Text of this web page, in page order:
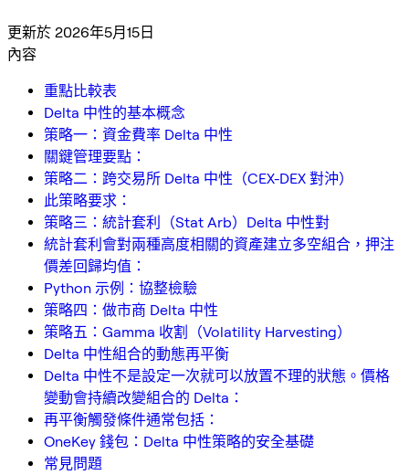
更新於 2026年5月15日
內容
重點比較表
Delta 中性的基本概念
策略一：資金費率 Delta 中性
關鍵管理要點：
策略二：跨交易所 Delta 中性（CEX-DEX 對沖）
此策略要求：
策略三：統計套利（Stat Arb）Delta 中性對
統計套利會對兩種高度相關的資產建立多空組合，押注
價差回歸均值：
Python 示例：協整檢驗
策略四：做市商 Delta 中性
策略五：Gamma 收割（Volatility Harvesting）
Delta 中性組合的動態再平衡
Delta 中性不是設定一次就可以放置不理的狀態。價格
變動會持續改變組合的 Delta：
再平衡觸發條件通常包括：
OneKey 錢包：Delta 中性策略的安全基礎
常見問題